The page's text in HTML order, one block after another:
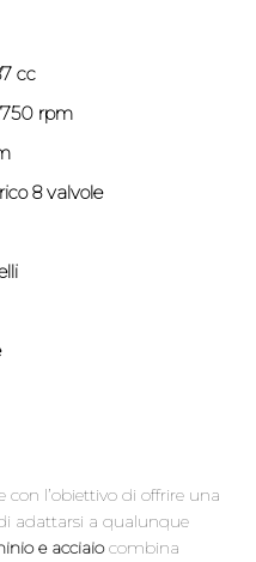
cc
rpm
8 valvole
con l’obiettivo di offrire una
adattarsi a qualunque
e acciaiocombina